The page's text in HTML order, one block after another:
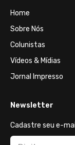
Home
Sobre Nós
Colunistas
Vídeos & Mídias
Jornal Impresso
Newsletter
Cadastre seu e-